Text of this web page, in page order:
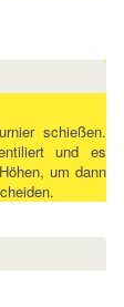
schießen.
und es
um dann